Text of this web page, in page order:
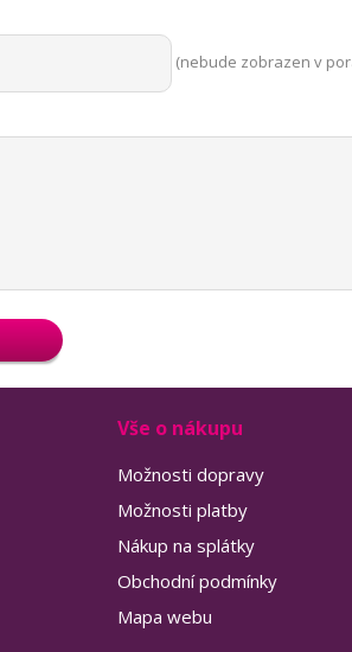
(nebude zobrazen v
Vše o nákupu
Možnosti dopravy
Možnosti platby
Nákup na splátky
Obchodní podmínky
Mapa webu